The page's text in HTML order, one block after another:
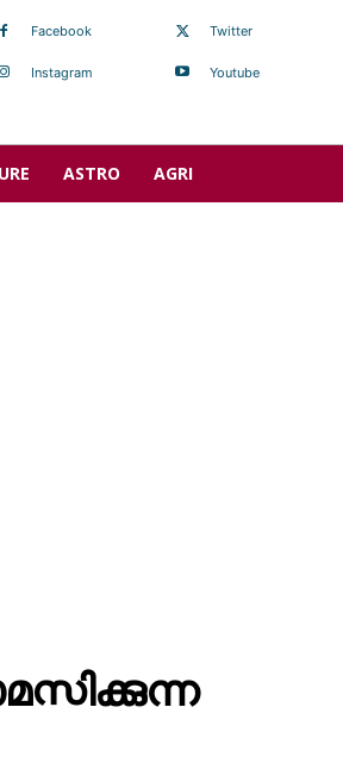
Facebook
Instagram
Twitter
Youtube
ASTRO AGRI